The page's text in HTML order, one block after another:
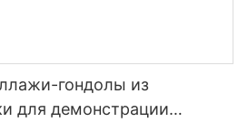
гондолы из
для демонстрации